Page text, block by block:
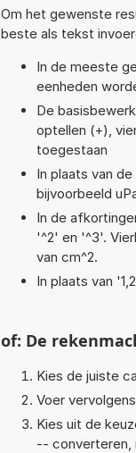
Om het gewenste
beste als tekst
In de meeste
eenheden
De
optellen (+),
toegestaan
In plaats van
bijvoorbeeld
In de
'^2' en '^3'.
van cm^2.
In plaats van
of: De
Kies de juiste
Voer
Kies uit de
-- converteren,